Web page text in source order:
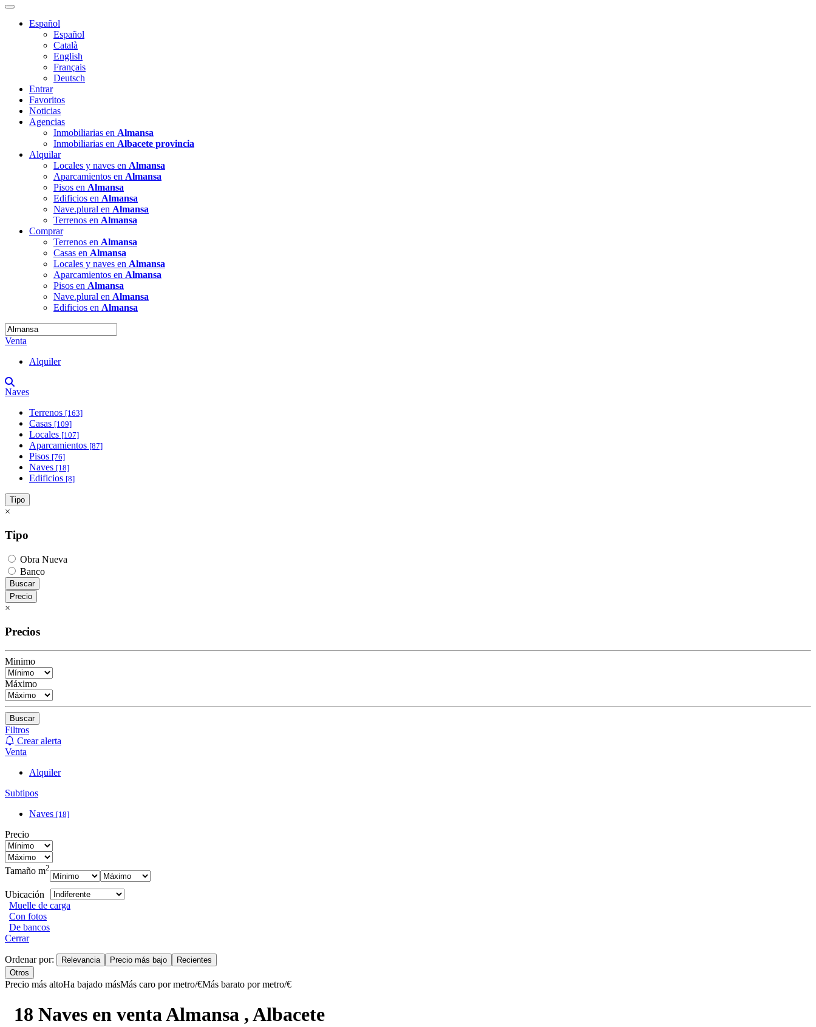
Español
Español
Català
English
Français
Deutsch
Entrar
Favoritos
Noticias
Agencias
Inmobiliarias en Almansa
Inmobiliarias en Albacete provincia
Alquilar
Locales y naves en Almansa
Aparcamientos en Almansa
Pisos en Almansa
Edificios en Almansa
Nave.plural en Almansa
Terrenos en Almansa
Comprar
Terrenos en Almansa
Casas en Almansa
Locales y naves en Almansa
Aparcamientos en Almansa
Pisos en Almansa
Nave.plural en Almansa
Edificios en Almansa
Venta
Alquiler
Naves
Terrenos [163]
Casas [109]
Locales [107]
Aparcamientos [87]
Pisos [76]
Naves [18]
Edificios [8]
Tipo
×
Tipo
Obra Nueva
Banco
Buscar
Precio
×
Precios
Minimo
Máximo
Buscar
Filtros
Crear alerta
Venta
Alquiler
Subtipos
Naves [18]
Precio
Tamaño m2
Ubicación
Muelle de carga
Con fotos
De bancos
Cerrar
Ordenar por: Relevancia Precio más bajo
Recientes
Otros
Precio más altoHa bajado másMás caro por metro/€Más barato por metro/€
18 Naves en venta Almansa , Albacete